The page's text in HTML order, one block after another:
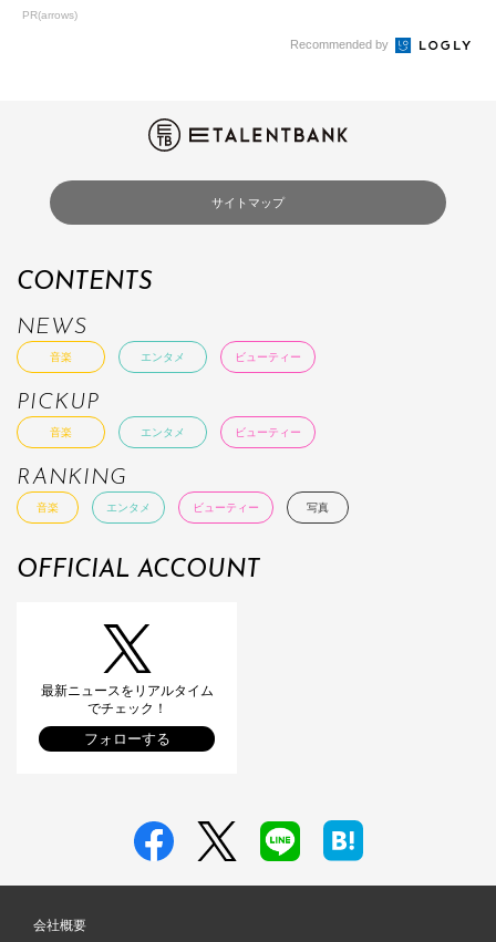
PR(arrows)
Recommended by
サイトマップ
CONTENTS
NEWS
音楽 エンタメ ビューティー
PICKUP
音楽 エンタメ ビューティー
RANKING
音楽 エンタメ ビューティー 写真
OFFICIAL ACCOUNT
最新ニュースをリアルタイム
でチェック！
フォローする
会社概要